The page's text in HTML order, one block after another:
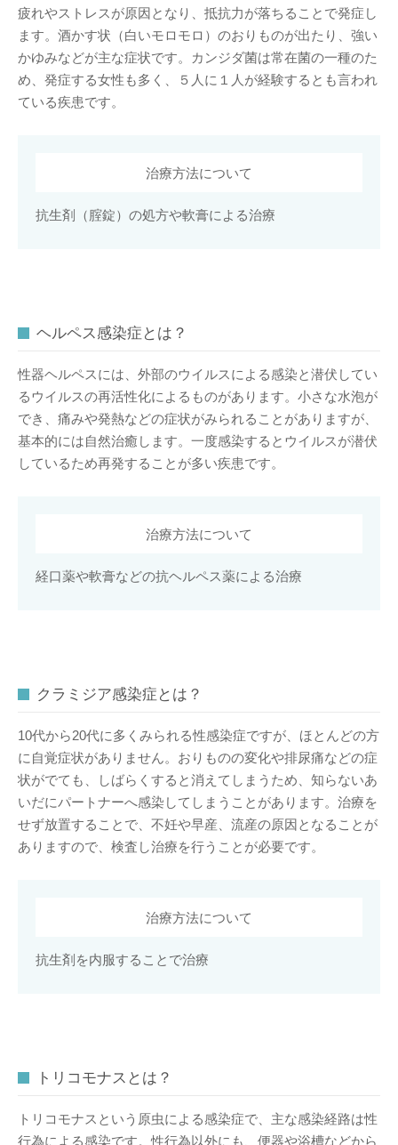
疲れやストレスが原因となり、抵抗力が落ちることで発症し
ます。酒かす状（白いモロモロ）のおりものが出たり、強い
かゆみなどが主な症状です。カンジダ菌は常在菌の一種のた
め、発症する女性も多く、５人に１人が経験するとも言われ
ている疾患です。
治療方法について
抗生剤（腟錠）の処方や軟膏による治療
ヘルペス感染症とは？
性器ヘルペスには、外部のウイルスによる感染と潜伏してい
るウイルスの再活性化によるものがあります。小さな水泡が
でき、痛みや発熱などの症状がみられることがありますが、
基本的には自然治癒します。一度感染するとウイルスが潜伏
しているため再発することが多い疾患です。
治療方法について
経口薬や軟膏などの抗ヘルペス薬による治療
クラミジア感染症とは？
10代から20代に多くみられる性感染症ですが、ほとんどの方
に自覚症状がありません。おりものの変化や排尿痛などの症
状がでても、しばらくすると消えてしまうため、知らないあ
いだにパートナーへ感染してしまうことがあります。治療を
せず放置することで、不妊や早産、流産の原因となることが
ありますので、検査し治療を行うことが必要です。
治療方法について
抗生剤を内服することで治療
トリコモナスとは？
トリコモナスという原虫による感染症で、主な感染経路は性
行為による感染です。性行為以外にも、便器や浴槽などから